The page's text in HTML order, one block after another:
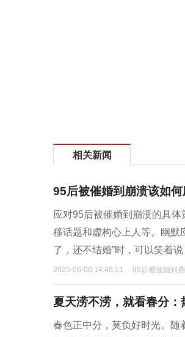
相关新闻
95后被催婚到崩溃该如何
应对95后被催婚到崩溃的具
移话题和虚构心上人等‌。‌幽默
了，还不结婚”时，可以笑着说
2025-06-06 14:46:11 95后被催婚到
夏天涝不涝，就看春分：
春色正中分，莫负好时光。随